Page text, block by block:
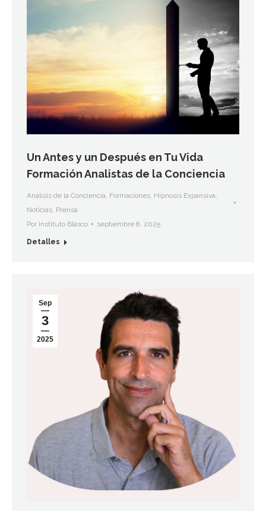
Un Antes y un Después en Tu Vida
Formación Analistas de la Conciencia
Análisis de la Conciencia, Formaciones, Hipnosis Expansiva,
Noticias, Prensa
Por Instituto Blasco septiembre 8, 2025
Detalles
Sep
3
2025